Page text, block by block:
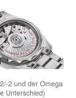
2 und der Omega
Unterschied)